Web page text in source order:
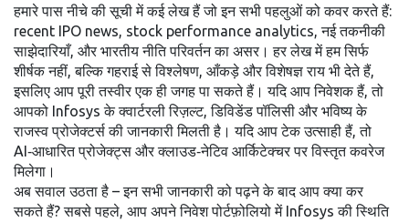
हमारे पास नीचे की सूची में कई लेख हैं जो इन सभी पहलुओं को कवर करते हैं:
recent IPO news, stock performance analytics, नई तकनीकी
साझेदारियाँ, और भारतीय नीति परिवर्तन का असर। हर लेख में हम सिर्फ
शीर्षक नहीं, बल्कि गहराई से विश्लेषण, आँकड़े और विशेषज्ञ राय भी देते हैं,
इसलिए आप पूरी तस्वीर एक ही जगह पा सकते हैं। यदि आप निवेशक हैं, तो
आपको Infosys के क्वार्टरली रिज़ल्ट, डिविडेंड पॉलिसी और भविष्य के
राजस्व प्रोजेक्टर्स की जानकारी मिलती है। यदि आप टेक उत्साही हैं, तो
AI‑आधारित प्रोजेक्ट्स और क्लाउड‑नेटिव आर्किटेक्चर पर विस्तृत कवरेज
मिलेगा।
अब सवाल उठता है – इन सभी जानकारी को पढ़ने के बाद आप क्या कर
सकते हैं? सबसे पहले, आप अपने निवेश पोर्टफ़ोलियो में Infosys की स्थिति